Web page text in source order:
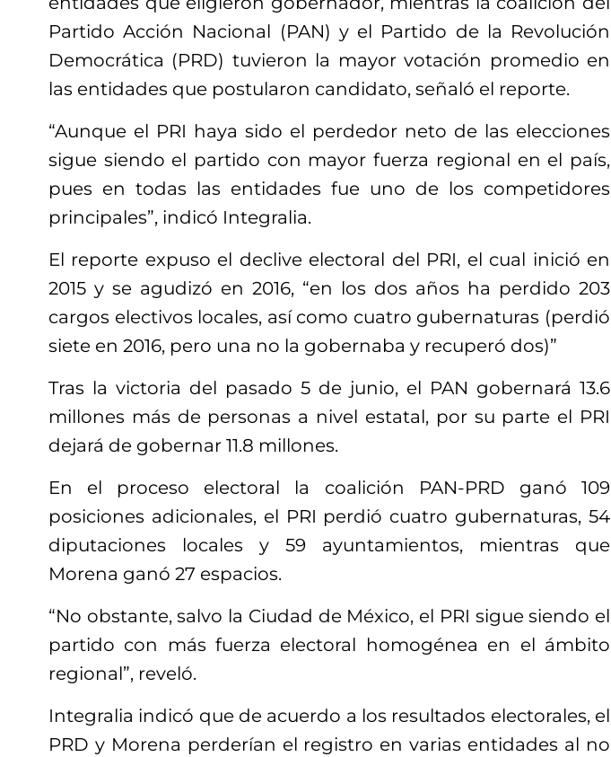
Partido Acción Nacional (PAN) y el Partido de la Revolución
Democrática (PRD) tuvieron la mayor votación promedio en
las entidades que postularon candidato, señaló el reporte.
“Aunque el PRI haya sido el perdedor neto de las elecciones
sigue siendo el partido con mayor fuerza regional en el país,
pues en todas las entidades fue uno de los competidores
principales”, indicó Integralia.
El reporte expuso el declive electoral del PRI, el cual inició en
2015 y se agudizó en 2016, “en los dos años ha perdido 203
cargos electivos locales, así como cuatro gubernaturas (perdió
siete en 2016, pero una no la gobernaba y recuperó dos)”
Tras la victoria del pasado 5 de junio, el PAN gobernará 13.6
millones más de personas a nivel estatal, por su parte el PRI
dejará de gobernar 11.8 millones.
En el proceso electoral la coalición PAN-PRD ganó 109
posiciones adicionales, el PRI perdió cuatro gubernaturas, 54
diputaciones locales y 59 ayuntamientos, mientras que
Morena ganó 27 espacios.
“No obstante, salvo la Ciudad de México, el PRI sigue siendo el
partido con más fuerza electoral homogénea en el ámbito
regional”, reveló.
Integralia indicó que de acuerdo a los resultados electorales, el
PRD y Morena perderían el registro en varias entidades al no